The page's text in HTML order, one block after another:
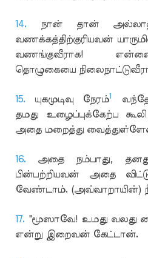
14.
நான் தான்
வணக்கத்திற்குரியவன்
வணங்குவீராக!
தொழுகையை
15. யுகமுடிவு நேரம்1
தமது உழைப்புக்கேற்ப
அதை மறைத்து
16. அதை நம்பாது,
பின்பற்றியவன் அதை
வேண்டாம். (அவ்வாறாயின்)
17. "மூஸாவே! உமது வலது
என்று இறைவன் கேட்டான்.